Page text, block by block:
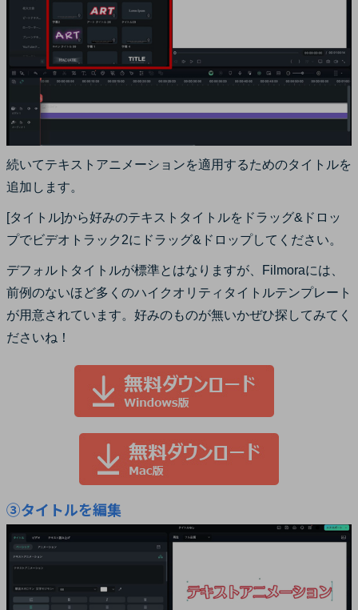
続いてテキストアニメーションを適用するためのタイトルを
追加します。
[タイトル]から好みのテキストタイトルをドラッグ&ドロッ
プでビデオトラック2にドラッグ&ドロップしてください。
デフォルトタイトルが標準とはなりますが、Filmoraには、
前例のないほど多くのハイクオリティタイトルテンプレート
が用意されています。好みのものが無いかぜひ探してみてく
ださいね！
③タイトルを編集